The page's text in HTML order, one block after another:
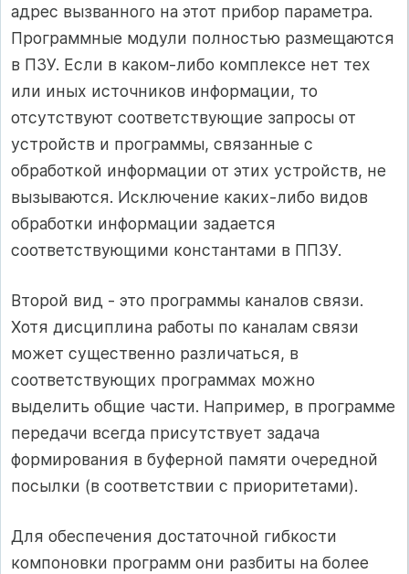
адрес вызванного на этот прибор параметра.
Программные модули полностью размещаются
в ПЗУ. Если в каком-либо комплексе нет тех
или иных источников информации, то
отсутствуют соответствующие запросы от
устройств и программы, связанные с
обработкой информации от этих устройств, не
вызываются. Исключение каких-либо видов
обработки информации задается
соответствующими константами в ППЗУ.
Второй вид - это программы каналов связи.
Хотя дисциплина работы по каналам связи
может существенно различаться, в
соответствующих программах можно
выделить общие части. Например, в программе
передачи всегда присутствует задача
формирования в буферной памяти очередной
посылки (в соответствии с приоритетами).
Для обеспечения достаточной гибкости
компоновки программ они разбиты на более